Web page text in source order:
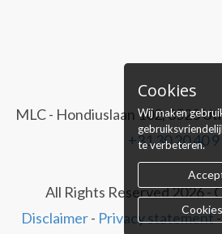
MLC - Hondiuslaan 102, 3528
+31 30 20 40
All Rights Reserved2026-
Disclaimer- Privacy statement
Cookies
Wij maken
te verbeteren.